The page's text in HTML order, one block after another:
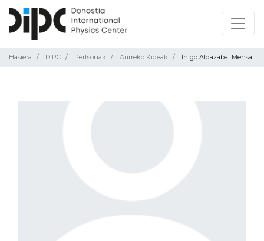
Hasiera DIPC Pertsonak Aurreko Kideak Iñigo Aldazabal Mensa